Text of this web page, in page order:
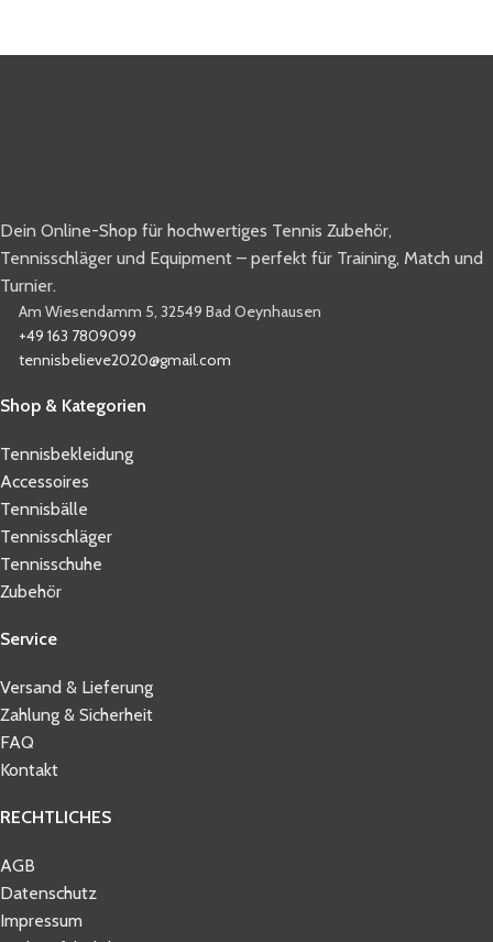
Dein Online-Shop für hochwertiges Tennis Zubehör,
Tennisschläger und Equipment – perfekt für Training, Match und
Turnier.
Am Wiesendamm 5, 32549 Bad Oeynhausen
+49 163 7809099
tennisbelieve2020@gmail.com
Shop & Kategorien
Tennisbekleidung
Accessoires
Tennisbälle
Tennisschläger
Tennisschuhe
Zubehör
Service
Versand & Lieferung
Zahlung & Sicherheit
FAQ
Kontakt
RECHTLICHES
AGB
Datenschutz
Impressum